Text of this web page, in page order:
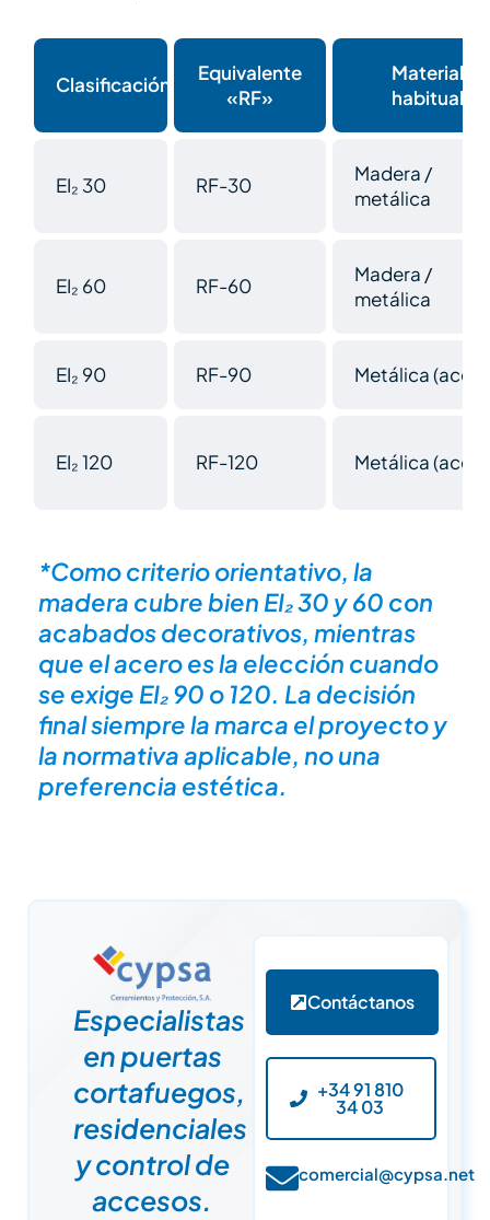
Clasificación
Equivalente
«RF»
Material
habitual
EI₂ 30 RF-30
Madera /
metálica
EI₂ 60 RF-60
Madera /
metálica
EI₂ 90 RF-90 Metálica
EI₂ 120 RF-120 Metálica
*Como criterio orientativo, la
madera cubre bien EI₂ 30 y 60 con
acabados decorativos, mientras
que el acero es la elección cuando
se exige EI₂ 90 o 120. La decisión
final siempre la marca el proyecto y
la normativa aplicable, no una
preferencia estética.
Especialistas
en puertas
cortafuegos,
residenciales
y control de
accesos.
Contáctanos
+34 91 810
34 03
comercial@cypsa.net